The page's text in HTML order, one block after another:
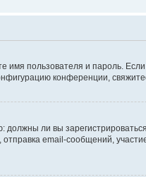
имя пользователя и пароль.
конференции,
должны ли вы
email-сообщений,